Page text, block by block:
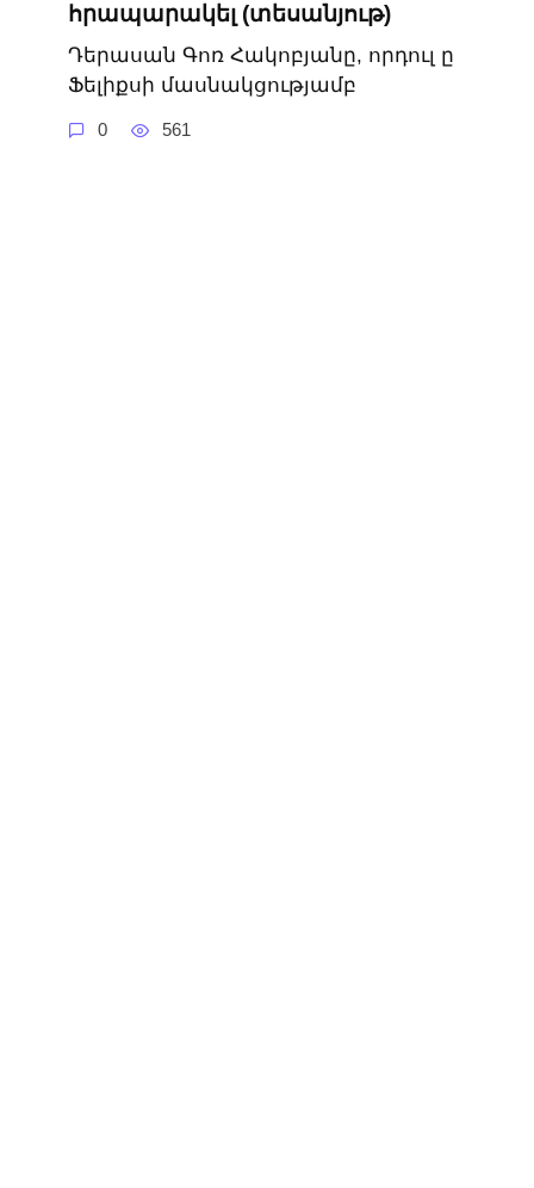
հրապարակել (տեսանյութ)
Դերասան Գոռ Հակոբյանը, որդուլ ը
Ֆելիքսի մասնակցությամբ
0 561